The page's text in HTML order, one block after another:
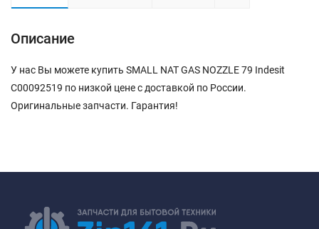
Описание
У нас Вы можете купить SMALL NAT GAS NOZZLE 79 Indesit
C00092519 по низкой цене с доставкой по России.
Оригинальные запчасти. Гарантия!